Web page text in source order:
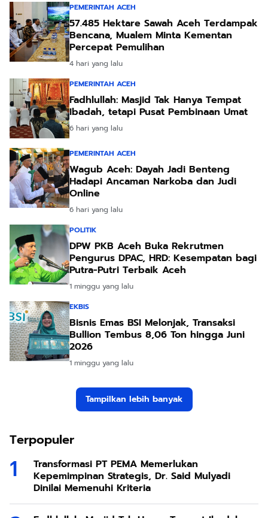
PEMERINTAH ACEH
57.485 Hektare Sawah Aceh Terdampak
Bencana, Mualem Minta Kementan
Percepat Pemulihan
4 hari yang lalu
PEMERINTAH ACEH
Fadhlullah: Masjid Tak Hanya Tempat
Ibadah, tetapi Pusat Pembinaan Umat
6 hari yang lalu
PEMERINTAH ACEH
Wagub Aceh: Dayah Jadi Benteng
Hadapi Ancaman Narkoba dan Judi
Online
6 hari yang lalu
POLITIK
DPW PKB Aceh Buka Rekrutmen
Pengurus DPAC, HRD: Kesempatan bagi
Putra-Putri Terbaik Aceh
1 minggu yang lalu
EKBIS
Bisnis Emas BSI Melonjak, Transaksi
Bullion Tembus 8,06 Ton hingga Juni
2026
1 minggu yang lalu
Tampilkan lebih banyak
Terpopuler
Transformasi PT PEMA Memerlukan
Kepemimpinan Strategis, Dr. Said Mulyadi
Dinilai Memenuhi Kriteria